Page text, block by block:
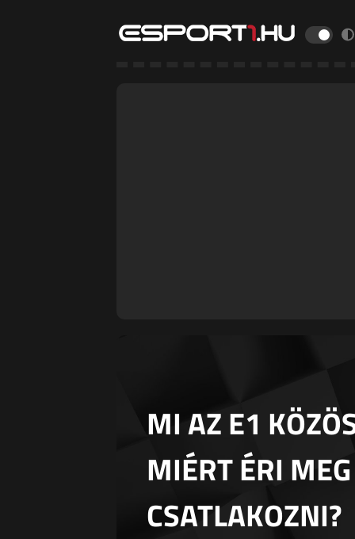
MI AZ E1
MIÉRT ÉRI MEG
CSATLAKOZNI?